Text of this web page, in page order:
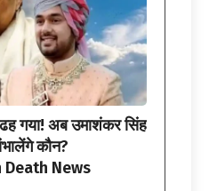
गया! अब उमाशंकर सिंह
कौन?
News